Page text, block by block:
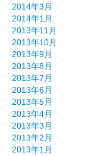
2014年3月
2014年1月
2013年11月
2013年10月
2013年9月
2013年8月
2013年7月
2013年6月
2013年5月
2013年4月
2013年3月
2013年2月
2013年1月